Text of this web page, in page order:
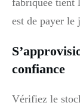
fabriquée tient
est de payer le
confiance
Vérifiez le